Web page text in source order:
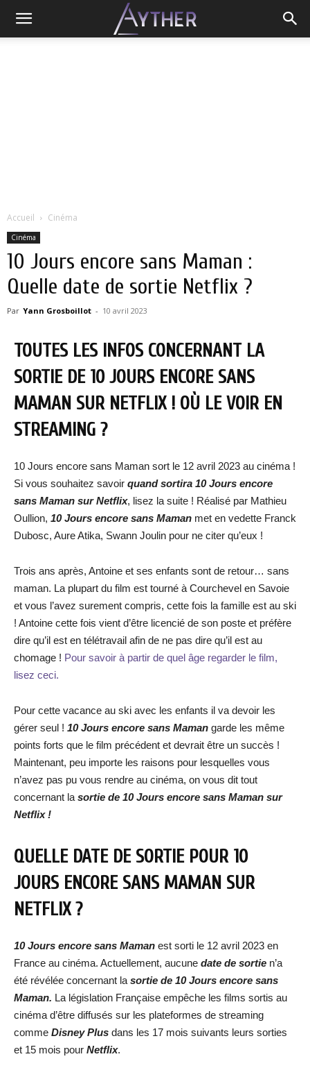
Accueil Cinéma
Cinéma
10 Jours encore sans Maman :
Quelle date de sortie Netflix ?
Par Yann Grosboillot - 10 avril 2023
TOUTES LES INFOS CONCERNANT LA
SORTIE DE 10 JOURS ENCORE SANS
MAMAN SUR NETFLIX ! OÙ LE VOIR EN
STREAMING ?
10 Jours encore sans Maman sort le 12 avril 2023 au cinéma !
Si vous souhaitez savoir quand sortira 10 Jours encore
sans Maman sur Netflix, lisez la suite ! Réalisé par Mathieu
Oullion, 10 Jours encore sans Maman met en vedette Franck
Dubosc, Aure Atika, Swann Joulin pour ne citer qu’eux !
Trois ans après, Antoine et ses enfants sont de retour… sans
maman. La plupart du film est tourné à Courchevel en Savoie
et vous l’avez surement compris, cette fois la famille est au ski
! Antoine cette fois vient d’être licencié de son poste et préfère
dire qu’il est en télétravail afin de ne pas dire qu’il est au
chomage ! Pour savoir à partir de quel âge regarder le film,
lisez ceci.
Pour cette vacance au ski avec les enfants il va devoir les
gérer seul ! 10 Jours encore sans Maman garde les même
points forts que le film précédent et devrait être un succès !
Maintenant, peu importe les raisons pour lesquelles vous
n’avez pas pu vous rendre au cinéma, on vous dit tout
concernant la sortie de 10 Jours encore sans Maman sur
Netflix !
QUELLE DATE DE SORTIE POUR 10
JOURS ENCORE SANS MAMAN SUR
NETFLIX ?
10 Jours encore sans Maman est sorti le 12 avril 2023 en
France au cinéma. Actuellement, aucune date de sortie n’a
été révélée concernant la sortie de 10 Jours encore sans
Maman. La législation Française empêche les films sortis au
cinéma d’être diffusés sur les plateformes de streaming
comme Disney Plus dans les 17 mois suivants leurs sorties
et 15 mois pour Netflix.